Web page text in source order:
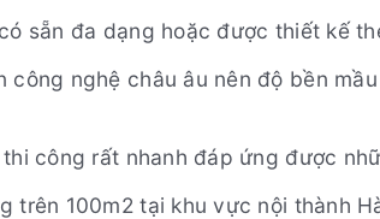
sẵn đa dạng hoặc được thiết kế
nghệ châu âu nên độ bền
công rất nhanh đáp ứng được
trên 100m2 tại khu vực nội thành